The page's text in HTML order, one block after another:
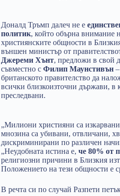
Доналд Тръмп далеч не е
политик, който обърна внимание
християнските общности в
външен министър от
Джереми Хънт, предложи в свой
съвместно с Филип Маунстивън –
британското правителство да
всички близкоизточни държави, в
преследвани.
„Милиони християни са
мнозина са убивани, отвличани,
дискриминирани по различен
„Неудобната истина е, че 80% от
религиозни причини в Близкия
Положението на тези общности е
В речта си по случай Разпети